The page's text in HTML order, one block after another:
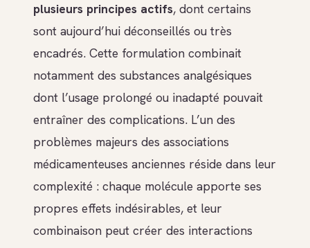
plusieurs principes actifs, dont certains
sont aujourd’hui déconseillés ou très
encadrés. Cette formulation combinait
notamment des substances analgésiques
dont l’usage prolongé ou inadapté pouvait
entraîner des complications. L’un des
problèmes majeurs des associations
médicamenteuses anciennes réside dans leur
complexité : chaque molécule apporte ses
propres effets indésirables, et leur
combinaison peut créer des interactions